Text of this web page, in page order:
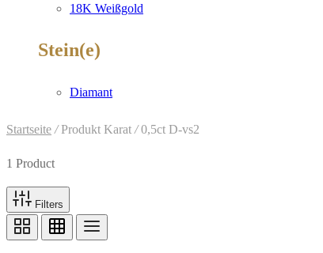
18K Weißgold
Stein(e)
Diamant
Startseite /Produkt Karat /0,5ct D-vs2
1 Product
Filters